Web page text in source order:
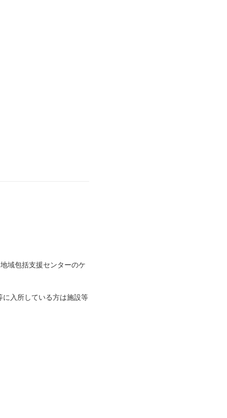
域包括支援センターのケ
入所している方は施設等